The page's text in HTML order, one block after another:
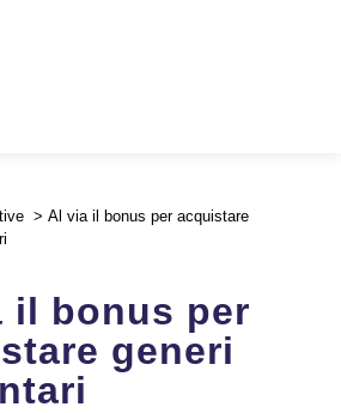
> Al via il bonus per acquistare
il bonus per
generi